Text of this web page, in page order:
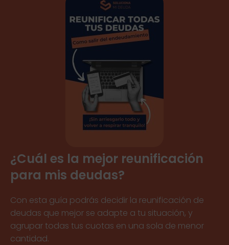
¿Cuál es la mejor reunificación
para mis deudas?
Con esta guía podrás decidir la reunificación de
deudas que mejor se adapte a tu situación, y
agrupar todas tus cuotas en una sola de menor
cantidad.